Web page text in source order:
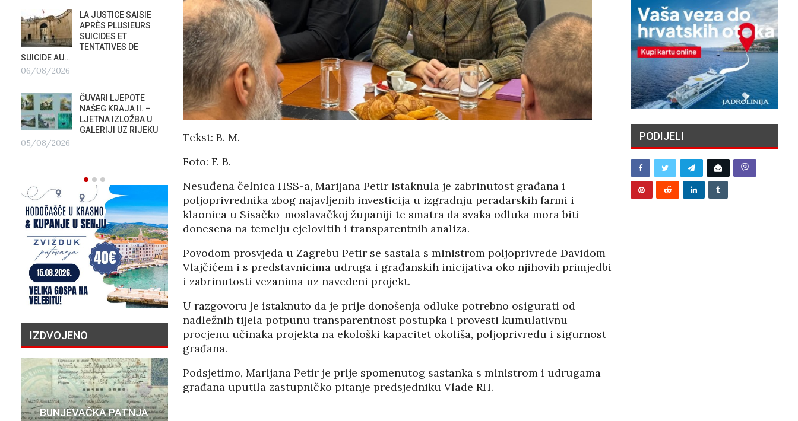
Tekst: B. M.
Foto: F. B.
Nesuđena čelnica HSS-a, Marijana Petir istaknula je zabrinutost građana i
poljoprivrednika zbog najavljenih investicija u izgradnju peradarskih farmi i
klaonica u Sisačko-moslavačkoj županiji te smatra da svaka odluka mora biti
donesena na temelju cjelovitih i transparentnih analiza.
Povodom prosvjeda u Zagrebu Petir se sastala s ministrom poljoprivrede Davidom
Vlajčićem i s predstavnicima udruga i građanskih inicijativa oko njihovih primjedbi
i zabrinutosti vezanima uz navedeni projekt.
U razgovoru je istaknuto da je prije donošenja odluke potrebno osigurati od
nadležnih tijela potpunu transparentnost postupka i provesti kumulativnu
procjenu učinaka projekta na ekološki kapacitet okoliša, poljoprivredu i sigurnost
građana.
Podsjetimo, Marijana Petir je prije spomenutog sastanka s ministrom i udrugama
građana uputila zastupničko pitanje predsjedniku Vlade RH.
LA JUSTICE SAISIE
APRÈS PLUSIEURS
SUICIDES ET
TENTATIVES DE
SUICIDE AU…
06/08/2026
ČUVARI LJEPOTE
NAŠEG KRAJA II. –
LJETNA IZLOŽBA U
GALERIJI UZ RIJEKU
05/08/2026
04/08/2026
PREDSJEDNIK RH
PRISUSTVOVAO
OTVORENJU 3.
VRBOSKA FILM
FESTIVALA
02/08/2026
NATASHA SRDOC: TKO
02/08/2026
01/08/2026
MIROVINE IZ DRUGOG
STUPA SU
NEISPLATIVE?
31/07/2026
U OMIŠLJU OTVORENA
IZLOŽBA MARGERITE
RAKIĆ
LA JUSTICE SAISIE
APRÈS PLUSIEURS
SUICIDES ET
TENTATIVES DE
SUICIDE AU…
06/08/2026
ČUVARI LJEPOTE
NAŠEG KRAJA II. –
LJETNA IZLOŽBA U
GALERIJI UZ RIJEKU
IZDVOJENO
BUNJEVAČKA PATNJA
PRIČA O NESTALIM
HRVATI U VOJVODINI
OSUĐENI NA
PODIJELI